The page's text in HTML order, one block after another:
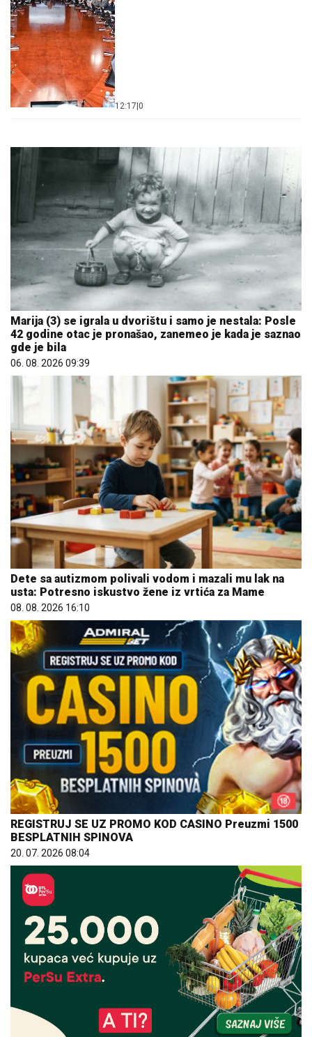
12:17 0
Marija (3) se igrala u dvorištu i samo je nestala: Posle
42 godine otac je pronašao, zanemeo je kada je saznao
gde je bila
06. 08. 2026 09:39
Dete sa autizmom polivali vodom i mazali mu lak na
usta: Potresno iskustvo žene iz vrtića za Mame
08. 08. 2026 16:10
REGISTRUJ SE UZ PROMO KOD CASINO Preuzmi 1500
BESPLATNIH SPINOVA
20. 07. 2026 08:04